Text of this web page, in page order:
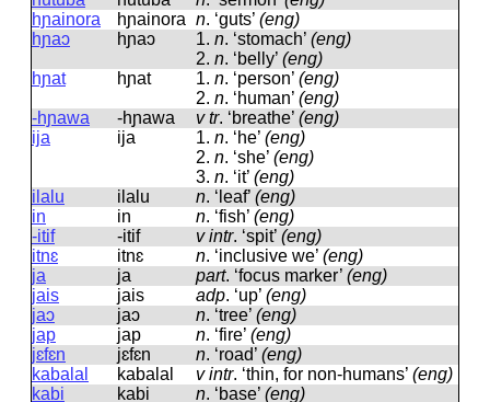
hɲainora
hɲainora n. ‘guts’ (eng)
hɲaɔ
hɲaɔ 1. n. ‘stomach’ (eng)
2. n. ‘belly’ (eng)
hɲat
hɲat 1. n. ‘person’ (eng)
2. n. ‘human’ (eng)
-hɲawa
-hɲawa v tr. ‘breathe’ (eng)
ija
ija 1. n. ‘he’ (eng)
2. n. ‘she’ (eng)
3. n. ‘it’ (eng)
ilalu
ilalu n. ‘leaf’ (eng)
in
in n. ‘fish’ (eng)
-itif
-itif v intr. ‘spit’ (eng)
itnɛ
itnɛ n. ‘inclusive we’ (eng)
ja
ja part. ‘focus marker’ (eng)
jais
jais adp. ‘up’ (eng)
jaɔ
jaɔ n. ‘tree’ (eng)
jap
jap n. ‘fire’ (eng)
jɛfɛn
jɛfɛn n. ‘road’ (eng)
kabalal
kabalal v intr. ‘thin, for non-humans’ (eng)
kabi
kabi n. ‘base’ (eng)